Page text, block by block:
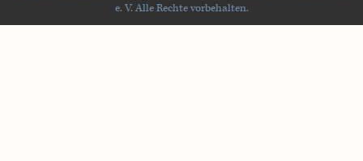
e. V. Alle Rechte vorbehalten.